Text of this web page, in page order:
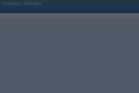
Kontakti Reklāma